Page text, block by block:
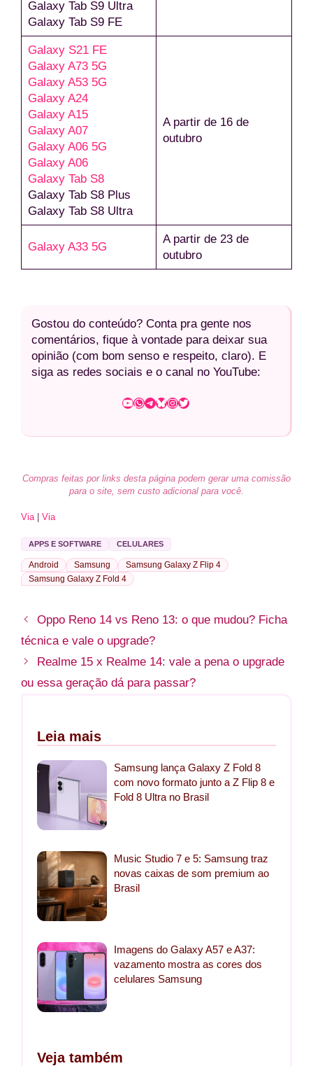
Galaxy Tab S9 Ultra
Galaxy Tab S9 FE
Galaxy S21 FE
Galaxy A73 5G
Galaxy A53 5G
Galaxy A24
Galaxy A15
Galaxy A07
Galaxy A06 5G
Galaxy A06
Galaxy Tab S8
Galaxy Tab S8 Plus
Galaxy Tab S8 Ultra
A partir de 16 de
outubro
Galaxy A33 5G
A partir de 23 de
outubro
Gostou do conteúdo? Conta pra gente nos
comentários, fique à vontade para deixar sua
opinião (com bom senso e respeito, claro). E
siga as redes sociais e o canal no YouTube:
Youtube WhatsApp TelegramBluesky InstagramTwitter
Compras feitas por links desta página podem gerar uma comissão
para o site, sem custo adicional para você.
Via| Via
APPS E SOFTWARE CELULARES
Android Samsung
Samsung Galaxy Z Flip 4
Samsung Galaxy Z Fold 4
Oppo Reno 14 vs Reno 13: o que mudou? Ficha
técnica e vale o upgrade?
Realme 15 x Realme 14: vale a pena o upgrade
ou essa geração dá para passar?
Leia mais
Samsung lança Galaxy Z Fold 8
com novo formato junto a Z Flip 8 e
Fold 8 Ultra no Brasil
Music Studio 7 e 5: Samsung traz
novas caixas de som premium ao
Brasil
Imagens do Galaxy A57 e A37:
vazamento mostra as cores dos
celulares Samsung
Veja também